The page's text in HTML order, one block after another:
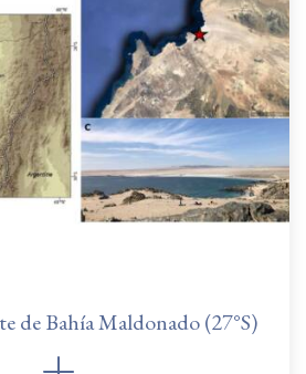
de Bahía Maldonado (27°S)